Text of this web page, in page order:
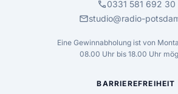
call0331 581 692 30
mailstudio@radio-
Eine Gewinnabholung ist von
08.00 Uhr bis 18.00 Uhr
BARRIEREFREIHEIT